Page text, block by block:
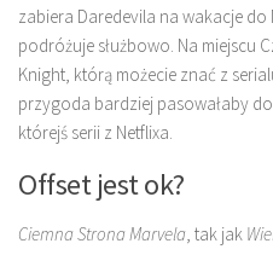
zabiera Daredevila na wakacje do
podróżuje służbowo. Na miejscu
Knight, którą możecie znać z
przygoda bardziej pasowałaby
którejś serii z Netflixa.
Offset jest ok?
Ciemna Strona Marvela , tak jak